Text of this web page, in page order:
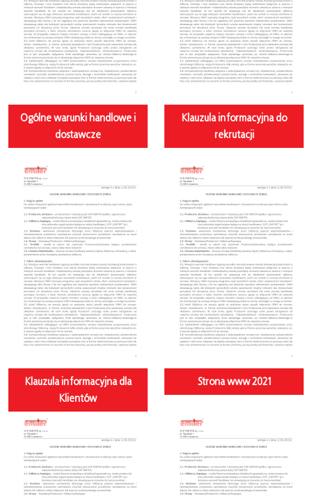
Ogólne warunki handlowe i
dostawcze
Klauzula informacyjna do
rekrutacji
Klauzula informacyjna dla
Klientów
Strona www 2021